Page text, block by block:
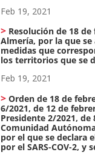
Feb 19, 2021
Resolución de 18
Almería, por la que
medidas que
los territorios que se
Feb 19, 2021
Orden de 18 de
6/2021, de 12 de
Presidente 2/2021,
Comunidad
por el que se declara
por el SARS-COV-2,